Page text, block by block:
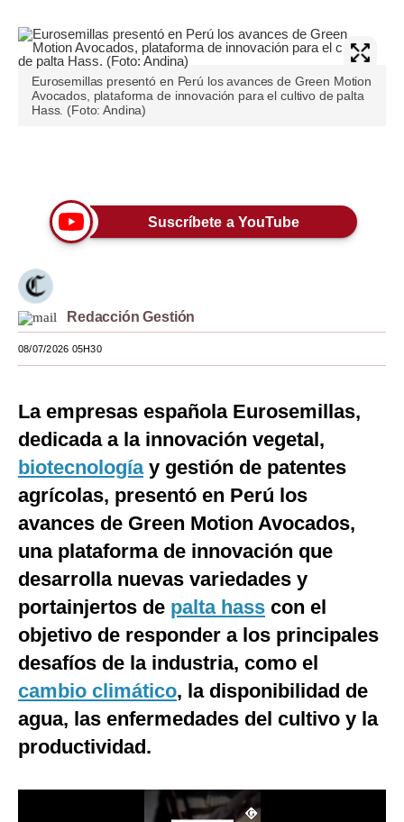
Blogs
Tendencias
Lujo
Estilos
EEUU
México
Tecnología
Club del Suscriptor
Mix
G de Gestión
Notas Contratadas
Podcast
Gestión TV
Videos
Fotogalerías
Eurosemillas presentó en Perú los avances de Green Motion
Avocados, plataforma de innovación para el cultivo de palta
Hass. (Foto: Andina)
Suscríbete a YouTube
Redacción Gestión
08/07/2026 05H30
La empresas española Eurosemillas,
dedicada a la innovación vegetal,
biotecnologíay gestión de patentes
agrícolas, presentó en Perú los
avances de Green Motion Avocados,
una plataforma de innovación que
desarrolla nuevas variedades y
portainjertos de palta hass con el
objetivo de responder a los principales
desafíos de la industria, como el
cambio climático, la disponibilidad de
agua, las enfermedades del cultivo y la
productividad.